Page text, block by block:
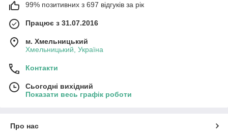
99% позитивних з 697 відгуків за рік
Працює з 31.07.2016
м. Хмельницький
Хмельницький, Україна
Контакти
Сьогодні вихідний
Показати весь графік роботи
Про нас